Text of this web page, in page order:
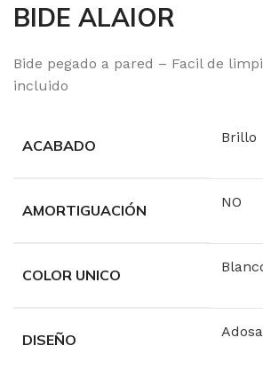
MAMPARAS
VER MUEBLES
TODO PARA EL
OFERTAS
BIDE ALAIOR
Bide pegado a pared – Facil de
incluido
ACABADO Brillo
AMORTIGUACIÓN NO
COLOR UNICO
DISEÑO